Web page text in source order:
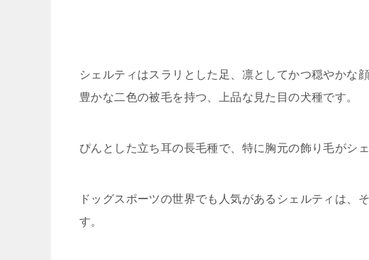
シェルティはスラリとした足、凛としてかつ穏やかな
豊かな二色の被毛を持つ、上品な見た目の犬種です。
ぴんとした立ち耳の長毛種で、特に胸元の飾り毛がシ
ドッグスポーツの世界でも人気があるシェルティは、
す。